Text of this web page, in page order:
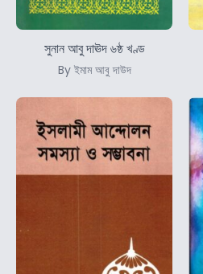
সুনান আবু দাঊদ ৬ষ্ঠ খণ্ড
By ইমাম আবু দাউদ